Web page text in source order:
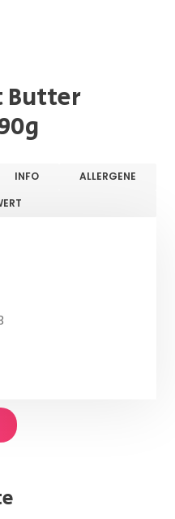
Butter
INFO
ALLERGENE